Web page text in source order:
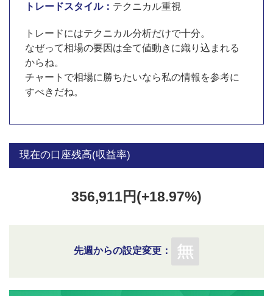
トレードスタイル： テクニカル重視
トレードにはテクニカル分析だけで十分。
なぜって相場の要因は全て値動きに織り込まれる
からね。
チャートで相場に勝ちたいなら私の情報を参考に
すべきだね。
現在の口座残高(収益率)
356,911円(+18.97%)
先週からの設定変更：